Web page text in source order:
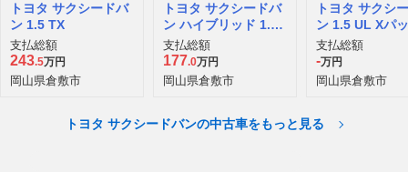
トヨタ サクシードバ
ン 1.5 TX
支払総額
243.5万円
岡山県倉敷市
トヨタ サクシードバ
ン ハイブリッド 1.5
UL
支払総額
177.0万円
岡山県倉敷市
トヨタ サクシ
ン 1.5 UL Xパ
ジ
支払総額
-万円
岡山県倉敷市
トヨタ サクシードバンの中古車をもっと見る